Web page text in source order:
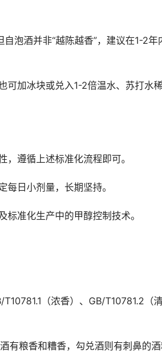
泡酒并非“越陈越香”，建议在1-2
可加冰块或兑入1-2倍温水、苏打水
遵循上述标准化流程即可。
日小剂量，长期坚持。
准化生产中的甲醇控制技术。
（浓香）、GB/T10781.2（
有粮香和糟香，勾兑酒则有刺鼻的酒